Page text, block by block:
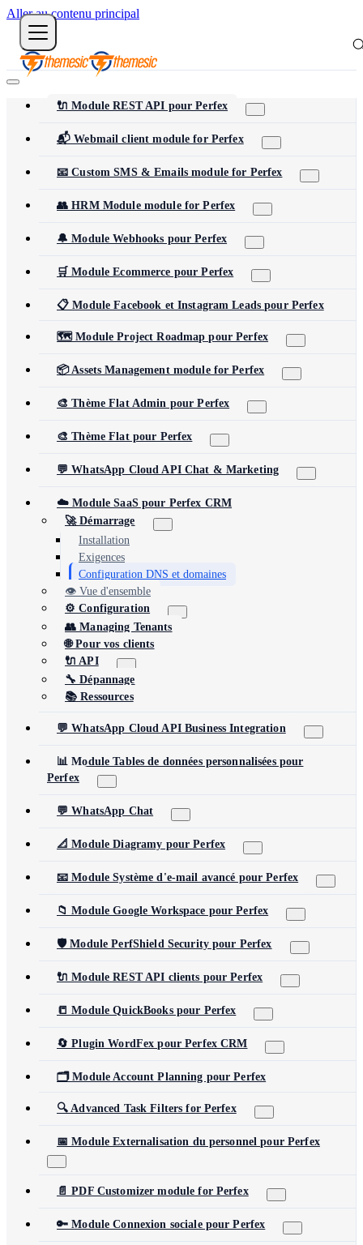
Aller au contenu principal
🔌 Module REST API pour Perfex
📬 Webmail client module for Perfex
📧 Custom SMS & Emails module for Perfex
👥 HRM Module module for Perfex
🔔 Module Webhooks pour Perfex
🛒 Module Ecommerce pour Perfex
📋 Module Facebook et Instagram Leads pour Perfex
🗺️ Module Project Roadmap pour Perfex
📦 Assets Management module for Perfex
🎨 Thème Flat Admin pour Perfex
🎨 Thème Flat pour Perfex
💬 WhatsApp Cloud API Chat & Marketing
☁️ Module SaaS pour Perfex CRM
🚀 Démarrage
Installation
Exigences
Configuration DNS et domaines
👁️ Vue d'ensemble
⚙️ Configuration
👥 Managing Tenants
🌐 Pour vos clients
🔌 API
🔧 Dépannage
📚 Ressources
💬 WhatsApp Cloud API Business Integration
📊 Module Tables de données personnalisées pour
Perfex
💬 WhatsApp Chat
📐 Module Diagramy pour Perfex
📧 Module Système d'e-mail avancé pour Perfex
📁 Module Google Workspace pour Perfex
🛡️ Module PerfShield Security pour Perfex
🔌 Module REST API clients pour Perfex
📒 Module QuickBooks pour Perfex
🔄 Plugin WordFex pour Perfex CRM
🗂️ Module Account Planning pour Perfex
🔍 Advanced Task Filters for Perfex
📅 Module Externalisation du personnel pour Perfex
📄 PDF Customizer module for Perfex
🔑 Module Connexion sociale pour Perfex